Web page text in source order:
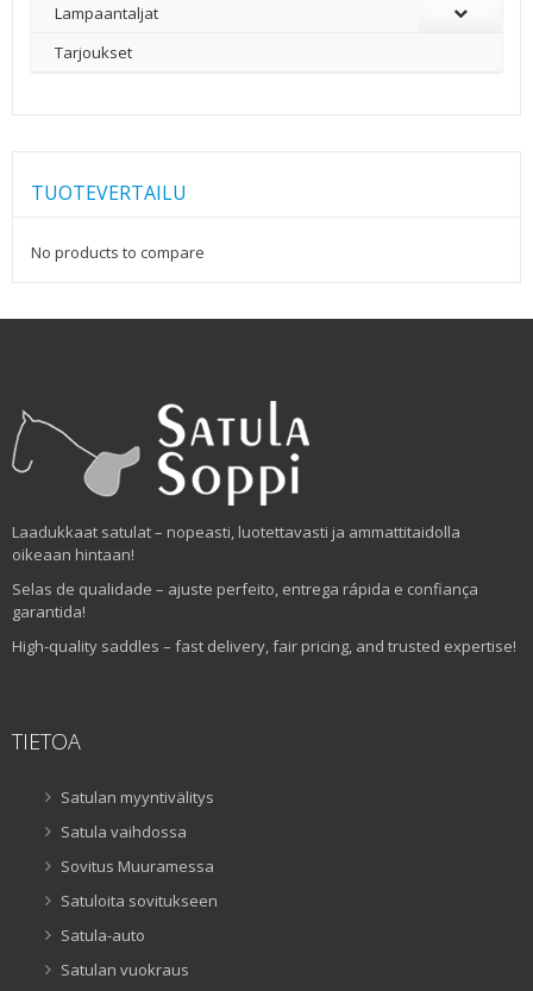
Lampaantaljat
Tarjoukset
TUOTEVERTAILU
No products to compare
Laadukkaat satulat – nopeasti, luotettavasti ja ammattitaidolla
oikeaan hintaan!
Selas de qualidade – ajuste perfeito, entrega rápida e confiança
garantida!
High-quality saddles – fast delivery, fair pricing, and trusted expertise!
TIETOA
Satulan myyntivälitys
Satula vaihdossa
Sovitus Muuramessa
Satuloita sovitukseen
Satula-auto
Satulan vuokraus